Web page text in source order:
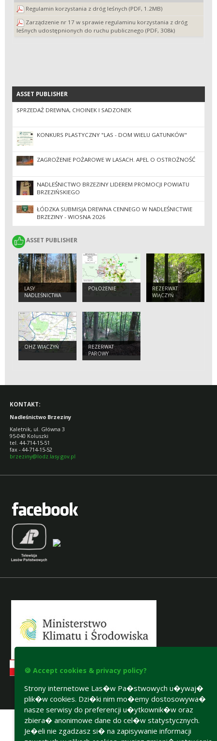
Regulamin korzystania z dróg leśnych (PDF, 1.2MB)
Zarządzenie nr 17 w sprawie regulaminu korzystania z dróg
leśnych udostępnionych do ruchu publicznego (PDF, 308k)
ASSET PUBLISHER
ASSET PUBLISHER
SPRZEDAŻ DREWNA, CHOINEK I SADZONEK
KONKURS PLASTYCZNY "LAS - DOM WIELU GATUNKÓW"
ZAGROŻENIE POŻAROWE W LASACH. APEL O OSTROŻNOŚĆ
NADLEŚNICTWO BRZEZINY LIDEREM PROMOCJI POWIATU
BRZEZIŃSKIEGO
ŁÓDZKA SUBMISJA DREWNA CENNEGO W NADLEŚNICTWIE
BRZEZINY - WIOSNA 2026
ASSET PUBLISHER
ASSET PUBLISHER
LASY
NADLEŚNICTWA
POŁOŻENIE
REZERWAT
WIĄCZYŃ
OHZ WIĄCZYŃ
REZERWAT
PAROWY
JANINOWSKIE
KONTAKT:
Nadleśnictwo Brzeziny
Kaletnik, ul. Główna 3
95-040 Koluszki
tel. 44-714-15-51
fax - 44-714-15-52
brzeziny@lodz.lasy.gov.pl
Accesibility declaration
🍪 Accept cookies & privacy policy?
Strony internetowe Las�w Pa�stwowych u�ywaj�
plik�w cookies. Dzi�ki nim mo�emy dostosowywa�
nasze serwisy do preferencji u�ytkownik�w oraz
zbiera� anonimowe dane do cel�w statystycznych.
Je�eli nie zgadzasz si� na zapisywanie informacji